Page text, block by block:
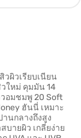
ผิวเรียบเนียน
ใหม่ คุมมัน 14
วอมชมพู 20 Soft
ฮันนี่ เหมาะ
นกลางถึงสูง
บายผิว เกลี่ยง่าย